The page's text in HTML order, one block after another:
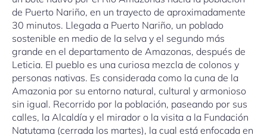
de Puerto Nariño, en un trayecto de aproximadamente
30 minutos. Llegada a Puerto Nariño, un poblado
sostenible en medio de la selva y el segundo más
grande en el departamento de Amazonas, después de
Leticia. El pueblo es una curiosa mezcla de colonos y
personas nativas. Es considerada como la cuna de la
Amazonia por su entorno natural, cultural y armonioso
sin igual. Recorrido por la población, paseando por sus
calles, la Alcaldía y el mirador o la visita a la Fundación
Natutama (cerrada los martes), la cual está enfocada en